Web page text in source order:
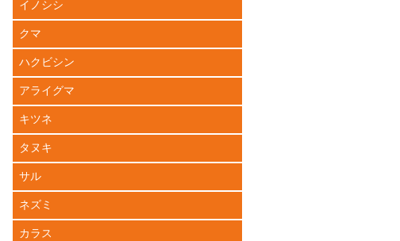
イノシシ
クマ
ハクビシン
アライグマ
キツネ
タヌキ
サル
ネズミ
カラス